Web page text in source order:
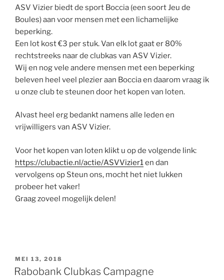
ASV Vizier biedt de sport Boccia (een soort Jeu de
Boules) aan voor mensen met een lichamelijke
beperking.
Een lot kost €3 per stuk. Van elk lot gaat er 80%
rechtstreeks naar de clubkas van ASV Vizier.
Wij en nog vele andere mensen met een beperking
beleven heel veel plezier aan Boccia en daarom vraag ik
u onze club te steunen door het kopen van loten.
Alvast heel erg bedankt namens alle leden en
vrijwilligers van ASV Vizier.
Voor het kopen van loten klikt u op de volgende link:
https://clubactie.nl/actie/ASVVizier1 en dan
vervolgens op Steun ons, mocht het niet lukken
probeer het vaker!
Graag zoveel mogelijk delen!
GEPLAATST
OP
MEI 13, 2018
Rabobank Clubkas Campagne